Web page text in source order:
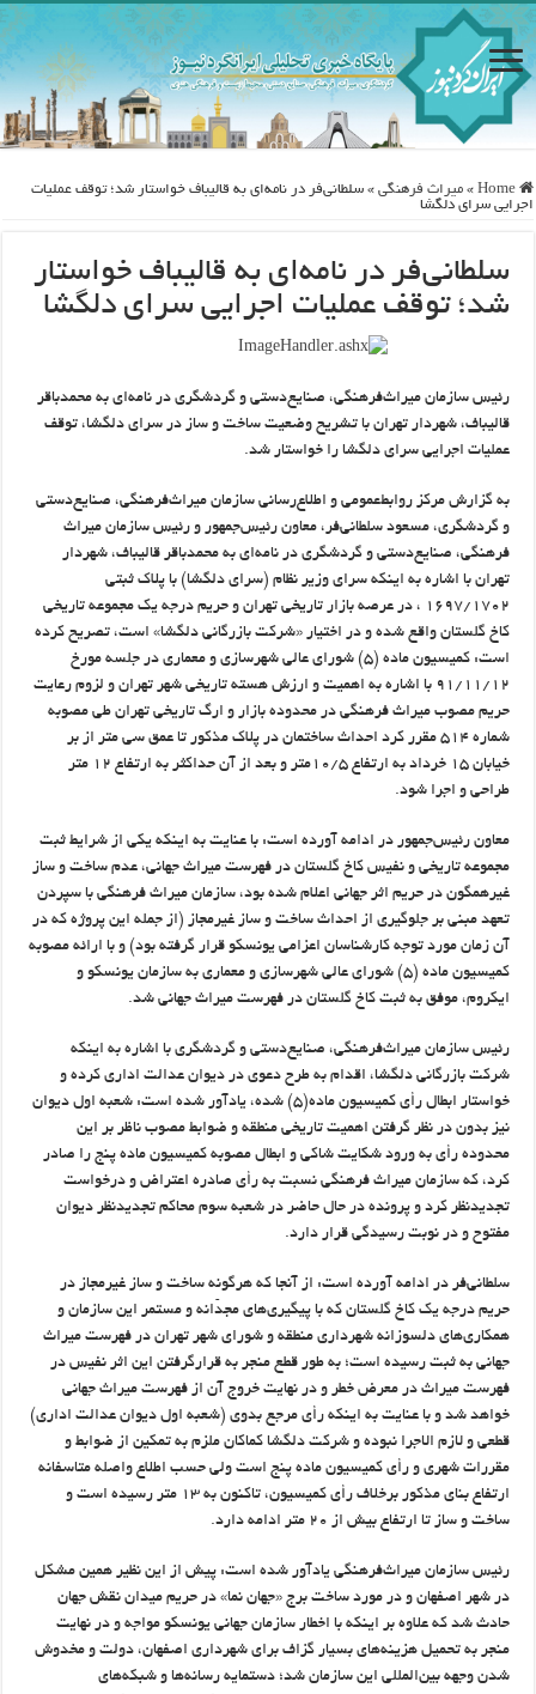
Home
» ميراث فرهنگی » سلطانی‌فر در نامه‌ای به قالیباف خواستار شد؛ توقف عملیات
اجرایی سرای دلگشا
سلطانی‌فر در نامه‌ای به قالیباف خواستار
شد؛ توقف عملیات اجرایی سرای دلگشا
رئیس سازمان میراث‌فرهنگی، صنایع‌دستی و گردشگری در نامه‌ای به محمدباقر
قالیباف، شهردار تهران با تشریح وضعیت ساخت و ساز در سرای دلگشا، توقف
عملیات اجرایی سرای دلگشا را خواستار شد.
به گزارش مرکز روابط‌عمومی و اطلاع‌رسانی سازمان میراث‌فرهنگی، صنایع‌دستی
و گردشگری، مسعود سلطانی‌فر، معاون رئیس‌جمهور و رئیس سازمان میراث
فرهنگی، صنایع‌دستی و گردشگری در نامه‌ای به محمدباقر قالیباف، شهردار
تهران با اشاره به اینکه سراي وزير نظام (سراي دلگشا) با پلاك ثبتي
۱۶۹۷/۱۷۰۲ ، در عرصه بازار تاريخي تهران و حريم درجه يك مجموعه تاريخي
كاخ گلستان واقع شده و در اختيار «شركت بازرگاني دلگشا» است، تصریح کرده
است: كميسيون ماده (۵) شوراي عالي شهرسازي و معماري در جلسه مورخ
۹۱/۱۱/۱۲ با اشاره به اهميت و ارزش هسته تاريخي شهر تهران و لزوم رعايت
حريم مصوب ميراث فرهنگي در محدوده بازار و ارگ تاريخي تهران طي مصوبه
شماره ۵۱۴ مقرر کرد احداث ساختمان در پلاك مذكور تا عمق سي متر از بر
خيابان ۱۵ خرداد به ارتفاع ۱۰/۵متر و بعد از آن حداكثر به ارتفاع ۱۲ متر
طراحي و اجرا شود.
معاون رئیس‌جمهور در ادامه آورده است: با عنايت به اينكه يكي از شرايط ثبت
مجموعه تاريخي و نفيس كاخ گلستان در فهرست ميراث جهاني، عدم ساخت و ساز
غيرهمگون در حريم اثر جهاني اعلام شده بود، سازمان میراث فرهنگی با سپردن
تعهد مبني بر جلوگيري از احداث ساخت و ساز غيرمجاز (از جمله اين پروژه كه در
آن زمان مورد توجه كارشناسان اعزامي يونسكو قرار گرفته بود) و با ارائه مصوبه
كميسيون ماده (۵) شوراي عالي شهرسازي و معماري به سازمان يونسكو و
ايكروم، موفق به ثبت كاخ گلستان در فهرست ميراث جهاني شد.
رئیس سازمان میراث‌فرهنگی، صنایع‌دستی و گردشگری با اشاره به اینکه
شركت بازرگاني دلگشا، اقدام به طرح دعوي در ديوان عدالت اداري کرده و
خواستار ابطال رأي كميسيون ماده(۵) شده، یادآور شده است: شعبه اول ديوان
نيز بدون در نظر گرفتن اهميت تاريخي منطقه و ضوابط مصوب ناظر بر اين
محدوده رأي به ورود شكايت شاكي و ابطال مصوبه كميسيون ماده پنج را صادر
کرد، که سازمان میراث فرهنگی نسبت به رأي صادره اعتراض و درخواست
تجديدنظر كرد و پرونده در حال حاضر در شعبه سوم محاكم تجديدنظر ديوان
مفتوح و در نوبت رسيدگي قرار دارد.
سلطانی‌فر در ادامه آورده است: از آنجا كه هرگونه ساخت و ساز غيرمجاز در
حريم درجه يك كاخ گلستان كه با پيگيري‌هاي مجدّانه و مستمر اين سازمان و
همكاري‌هاي دلسوزانه شهرداري منطقه و شوراي شهر تهران در فهرست ميراث
جهاني به ثبت رسيده است؛ به طور قطع منجر به قرارگرفتن اين اثر نفيس در
فهرست ميراث در معرض خطر و در نهايت خروج آن از فهرست ميراث جهاني
خواهد شد و با عنايت به اينكه رأي مرجع بدوي (شعبه اول ديوان عدالت اداري)
قطعي و لازم الاجرا نبوده و شركت دلگشا كماكان ملزم به تمكين از ضوابط و
مقررات شهري و رأي كميسيون ماده پنج است ولي حسب اطلاع واصله متاسفانه
ارتفاع بناي مذكور برخلاف رأي كميسيون، تاكنون به ۱۳ متر رسيده است و
ساخت و ساز تا ارتفاع بيش از ۲۰ متر ادامه دارد.
رئیس سازمان میراث‌فرهنگی یادآور شده است: پيش از اين نظير همين مشكل
در شهر اصفهان و در مورد ساخت برج «جهان نما» در حريم ميدان نقش جهان
حادث شد كه علاوه بر اينكه با اخطار سازمان جهاني يونسكو مواجه و در نهایت
منجر به تحميل هزينه‌هاي بسيار گزاف براي شهرداري اصفهان، دولت و مخدوش
شدن وجهه بين‌المللي اين سازمان شد؛ دستمايه رسانه‌ها و شبكه‌هاي